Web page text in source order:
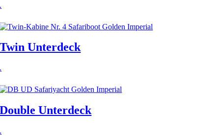
.
Twin Unterdeck
.
Double Unterdeck
.